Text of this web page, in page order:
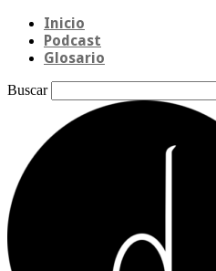
Inicio
Podcast
Glosario
Buscar